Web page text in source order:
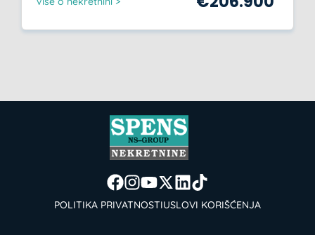
POLITIKA PRIVATNOSTIUSLOVI KORIŠĆENJA